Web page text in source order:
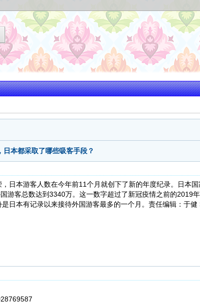
日本都采取了哪些吸客手段？
日本游客人数在今年前11个月就创下了新的年度纪录。日本
游客总数达到3340万。这一数字超过了新冠疫情之前的2019
日本有记录以来接待外国游客最多的一个月。责任编辑：于健